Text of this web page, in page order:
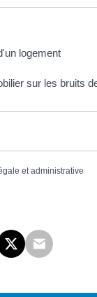
logement
sur les bruits
et administrative